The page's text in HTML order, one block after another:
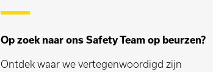
Op zoek naar ons Safety Team op beurzen?
Ontdek waar we vertegenwoordigd zijn